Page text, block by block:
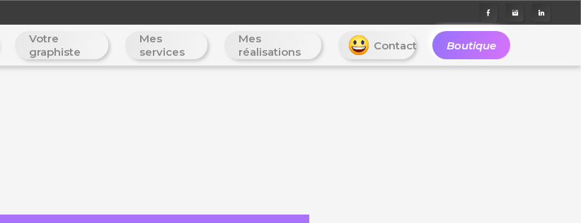
Votre
graphiste
Mes
services
Mes
réalisations
Contact Boutique